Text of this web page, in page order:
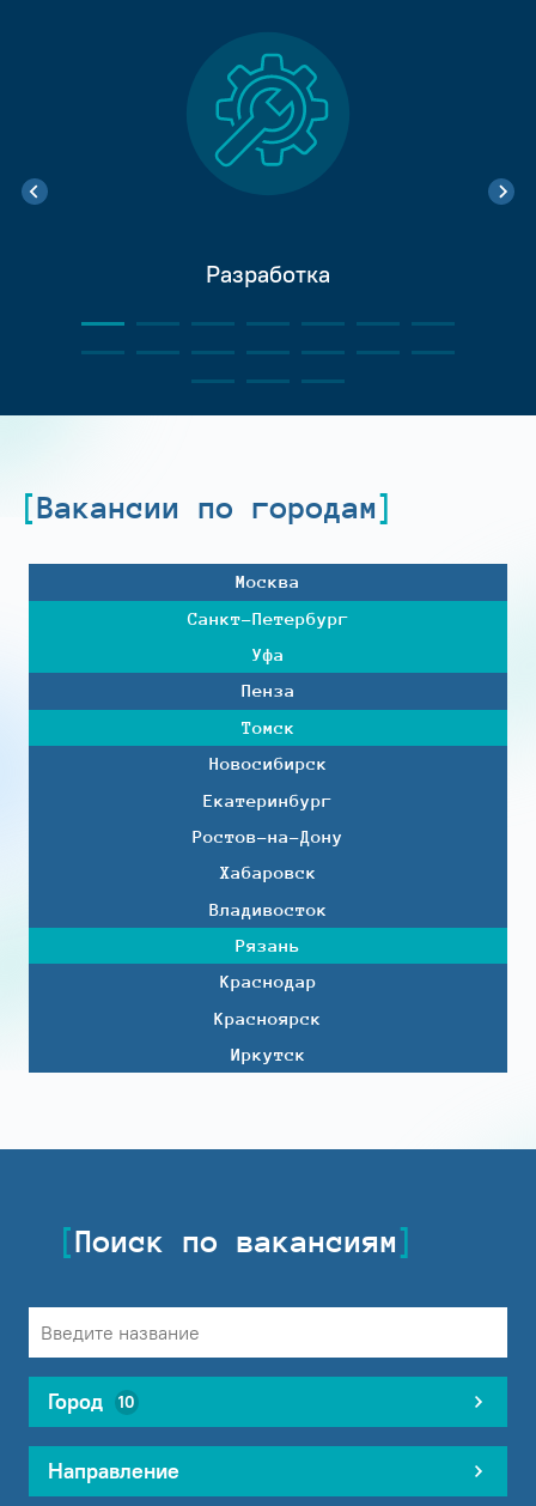
Разработка
Вакансии по городам
Москва
Санкт-Петербург
Уфа
Пенза
Томск
Новосибирск
Екатеринбург
Ростов-на-Дону
Хабаровск
Владивосток
Рязань
Краснодар
Красноярск
Иркутск
Поиск по вакансиям
Город 10
Направление